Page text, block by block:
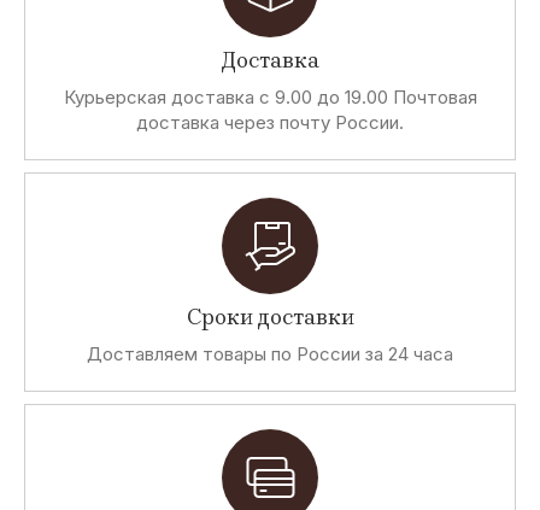
Доставка
Курьерская доставка с 9.00 до 19.00 Почтовая
доставка через почту России.
Сроки доставки
Доставляем товары по России за 24 часа